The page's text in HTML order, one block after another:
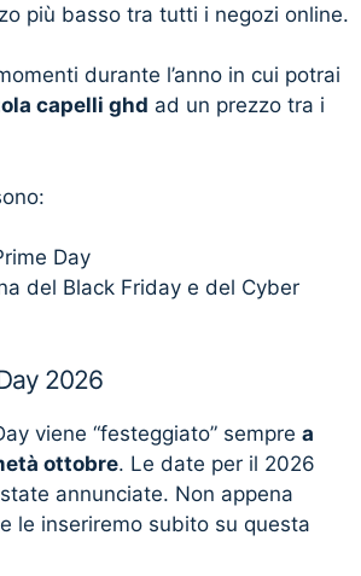
più basso tra tutti i negozi online.
durante l’anno in cui potrai
capelli ghd ad un prezzo tra i
Day
del Black Friday e del Cyber
2026
viene “festeggiato” sempre a
ottobre. Le date per il 2026
annunciate. Non appena
le inseriremo subito su questa